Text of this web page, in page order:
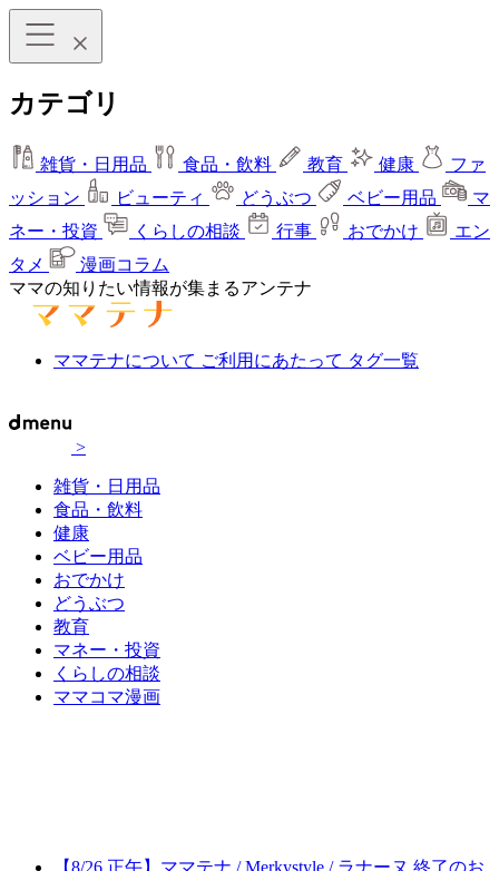
カテゴリ
雑貨・日用品 食品・飲料 教育 健康
ファ
ッション
ビューティ どうぶつ ベビー用品
マ
ネー・投資
くらしの相談 行事 おでかけ
エン
タメ
漫画コラム
ママの知りたい情報が集まるアンテナ
ママテナについて ご利用にあたって タグ一覧
>
雑貨・日用品
食品・飲料
健康
ベビー用品
おでかけ
どうぶつ
教育
マネー・投資
くらしの相談
ママコマ漫画
【8/26 正午】ママテナ / Merkystyle / ラナーヌ 終了のお